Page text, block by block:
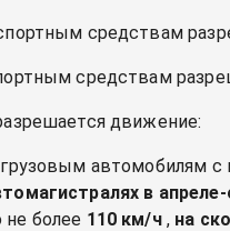
средствам
средствам
движение:
автомобилям
в
более 110 км/ч, на